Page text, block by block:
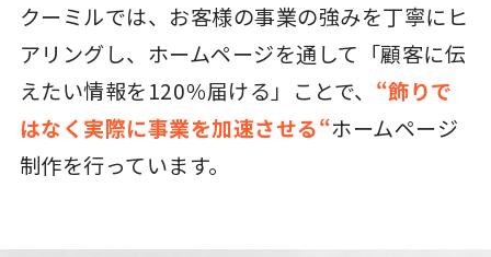
クーミルでは、お客様の事業の強みを丁寧にヒ
アリングし、ホームページを通して「顧客に伝
えたい情報を120％届ける」ことで、 “飾りで
はなく実際に事業を加速させる“ホームページ
制作を行っています。